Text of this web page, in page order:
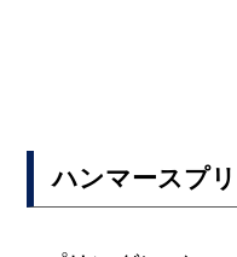
ハンマースプ